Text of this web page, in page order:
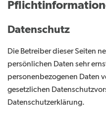
Datenschutz
Die Betreiber dieser Seiten
persönlichen Daten sehr
personenbezogenen Daten
gesetzlichen
Datenschutzerklärung.